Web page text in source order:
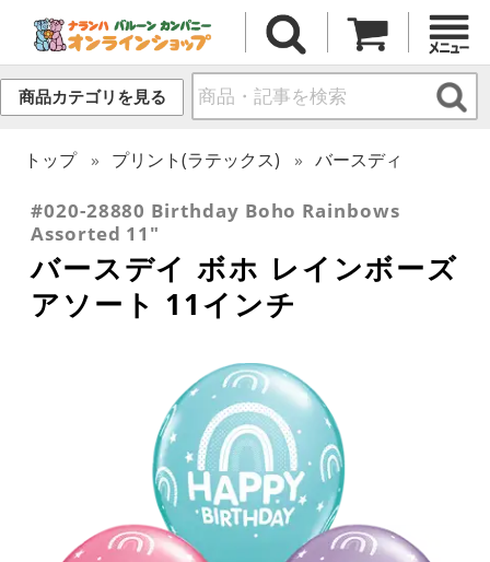
商品カテゴリを見る
トップ プリント(ラテックス) バースディ
#020-28880 Birthday Boho Rainbows
Assorted 11"
バースデイ ボホ レインボーズ
アソート 11インチ